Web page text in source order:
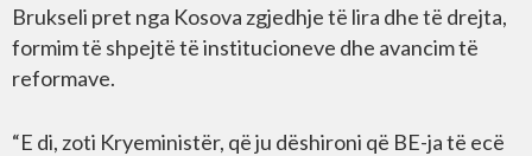
Brukseli pret nga Kosova zgjedhje të lira dhe të drejta,
formim të shpejtë të institucioneve dhe avancim të
reformave.
“E di, zoti Kryeministër, që ju dëshironi që BE-ja të ecë